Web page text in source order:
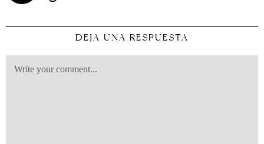
DEJA UNA RESPUESTA